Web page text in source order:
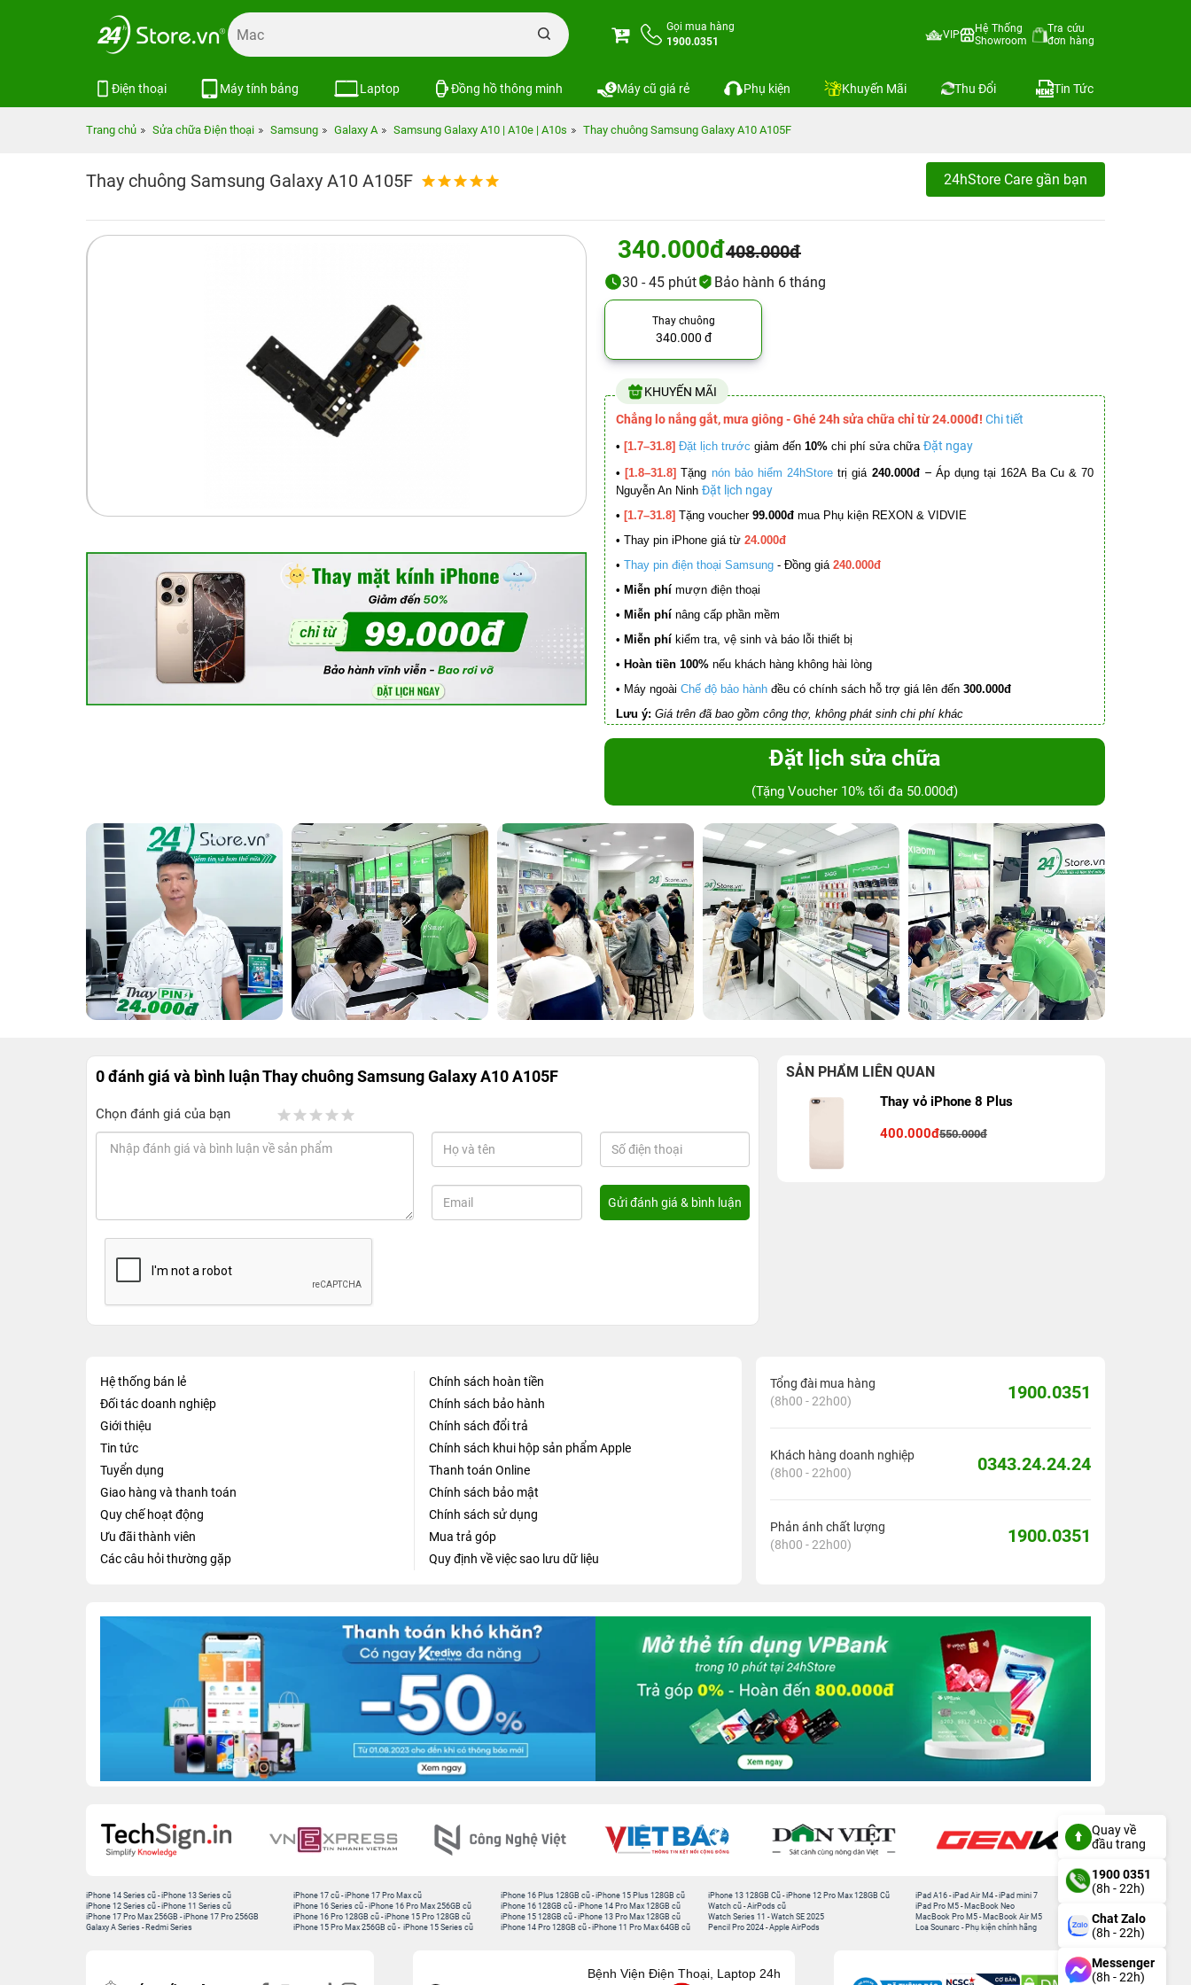
Gọi mua hàng
1900.0351
VIP
Hệ Thống
Showroom
Tra cứu
đơn hàng
Điện thoại Máy tính bảng Laptop Đồng hồ thông minh Máy cũ giá rẻ Phụ kiện Khuyến Mãi Thu Đổi Tin Tức
Trang chủ Sửa chữa Điện thoại Samsung Galaxy A Samsung Galaxy A10 | A10e | A10s Thay chuông Samsung Galaxy A10 A105F
Thay chuông Samsung Galaxy A10 A105F 24hStore Care gần bạn
340.000đ408.000đ
30 - 45 phút Bảo hành 6 tháng
Thay chuông
340.000 đ
KHUYẾN MÃI
Chẳng lo nắng gắt, mưa giông - Ghé 24h sửa chữa chỉ từ 24.000đ! Chi tiết
• [1.7–31.8] Đặt lịch trước giảm đến 10% chi phí sửa chữa Đặt ngay
• [1.8–31.8] Tặng nón bảo hiểm 24hStore trị giá 240.000đ – Áp dụng tại 162A Ba Cu & 70
Nguyễn An Ninh Đặt lịch ngay
• [1.7–31.8] Tặng voucher 99.000đ mua Phụ kiện REXON & VIDVIE
• Thay pin iPhone giá từ 24.000đ
• Thay pin điện thoại Samsung - Đồng giá 240.000đ
• Miễn phí mượn điện thoại
• Miễn phí nâng cấp phần mềm
• Miễn phí kiểm tra, vệ sinh và báo lỗi thiết bị
• Hoàn tiền 100% nếu khách hàng không hài lòng
• Máy ngoài Chế độ bảo hành đều có chính sách hỗ trợ giá lên đến 300.000đ
Lưu ý: Giá trên đã bao gồm công thợ, không phát sinh chi phí khác
Đặt lịch sửa chữa
(Tặng Voucher 10% tối đa 50.000đ)
0 đánh giá và bình luậnThay chuông Samsung Galaxy A10 A105F
Chọn đánh giá của bạn
SẢN PHẨM LIÊN QUAN
Thay vỏ iPhone 8 Plus
400.000đ550.000đ
Hệ thống bán lẻ
Đối tác doanh nghiệp
Giới thiệu
Tin tức
Tuyển dụng
Giao hàng và thanh toán
Quy chế hoạt động
Ưu đãi thành viên
Các câu hỏi thường gặp
Chính sách hoàn tiền
Chính sách bảo hành
Chính sách đổi trả
Chính sách khui hộp sản phẩm Apple
Thanh toán Online
Chính sách bảo mật
Chính sách sử dụng
Mua trả góp
Quy định về việc sao lưu dữ liệu
Tổng đài mua hàng
(8h00 - 22h00)
1900.0351
Khách hàng doanh nghiệp
(8h00 - 22h00)
0343.24.24.24
Phản ánh chất lượng
(8h00 - 22h00)
1900.0351
iPhone 14 Series cũ -iPhone 13 Series cũ
iPhone 12 Series cũ -iPhone 11 Series cũ
iPhone 17 Pro Max 256GB -iPhone 17 Pro 256GB
Galaxy A Series - Redmi Series
iPhone 17 cũ -iPhone 17 Pro Max cũ
iPhone 16 Series cũ - iPhone 16 Pro Max 256GB cũ
iPhone 16 Pro 128GB cũ -iPhone 15 Pro 128GB cũ
iPhone 15 Pro Max 256GB cũ - iPhone 15 Series cũ
iPhone 16 Plus 128GB cũ -iPhone 15 Plus 128GB cũ
iPhone 16 128GB cũ -iPhone 14 Pro Max 128GB cũ
iPhone 15 128GB cũ -iPhone 13 Pro Max 128GB cũ
iPhone 14 Pro 128GB cũ -iPhone 11 Pro Max 64GB cũ
iPhone 13 128GB Cũ -iPhone 12 Pro Max 128GB Cũ
Watch cũ -AirPods cũ
Watch Series 11 -Watch SE 2025
Pencil Pro 2024 -Apple AirPods
iPad A16 -iPad Air M4 -iPad mini 7
iPad Pro M5 - MacBook Neo
MacBook Pro M5 - MacBook Air M5
Loa Sounarc - Phụ kiện chính hãng
Bệnh Viện Điện Thoại, Laptop 24h
Quay về
đầu trang
1900 0351
(8h - 22h)
Chat Zalo
(8h - 22h)
Messenger
(8h - 22h)